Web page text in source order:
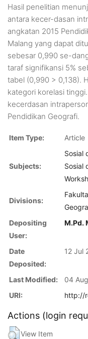
Hasil penelitian
antara kecer-dasan
angkatan 2015
Malang yang dapat
sebesar 0,990 se-
taraf signifikansi 5%
tabel (0,990 > 0,138).
kategori korelasi
kecerdasan
Pendidikan Geografi.
Item Type: Article
Subjects:
Sosial
Sosial
Divisions:
Depositing
User:
M.Pd.
Date
Deposited:
12 Jul
Last Modified:
04
URI:
http://
Actions (login
View Item